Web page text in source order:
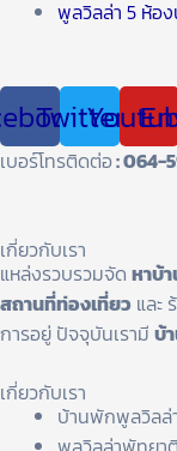
พูลวิลล่า 5 ห้อ
Twitter
เบอร์โทรติดต่อ: 064-
เกี่ยวกับเรา
แหล่งรวบรวมจัด หาบ้
สถานที่ท่องเที่ยว และ
การอยู่ ปัจจุบันเรามี บ้
เกี่ยวกับเรา
บ้านพักพูลวิลล่